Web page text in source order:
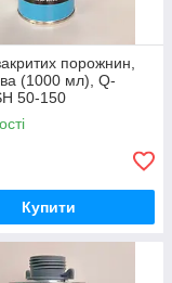
порожнин,
(1000 мл), Q-
50-150
Купити